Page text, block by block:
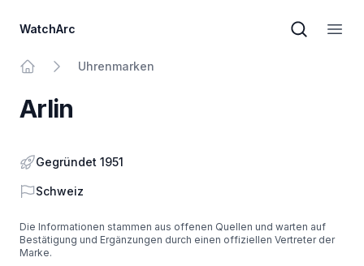
WatchArc
Uhrenmarken
Arlin
Gegründet 1951
LandSchweiz
Die Informationen stammen aus offenen Quellen und warten auf
Bestätigung und Ergänzungen durch einen offiziellen Vertreter der
Marke.